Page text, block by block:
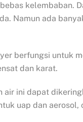
kelembaban.
Namun ada
berfungsi untuk
dan karat.
air ini dapat
uap dan aerosol,